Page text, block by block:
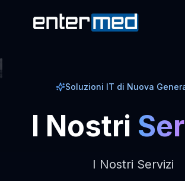
Soluzioni IT di Nuova
I Nostri
I Nostri Servizi